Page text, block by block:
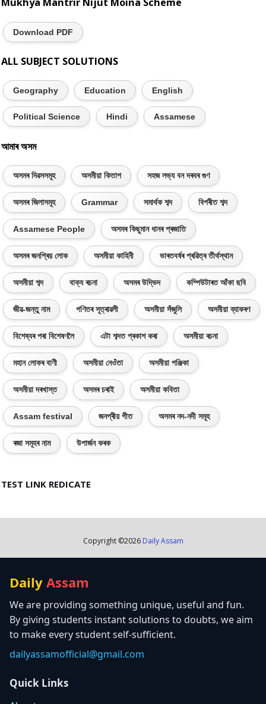
Download PDF
ALL SUBJECT SOLUTIONS
Geography Education English
Political Science Hindi Assamese
আমাৰ অসম
অসমৰ দিৱসসমূহ অসমীয়া কিতাপ সহজ লভ্য বন দৰবৰ গুণ
অসমৰ জিলাসমূহ Grammar সমাৰ্থক শব্দ বিপৰীত শব্দ
Assamese People অসমৰ কিছুমান ধানৰ প্ৰজাতি
অসমৰ জনপ্ৰিয় লোক অসমীয়া কাহিনী ভাৰতবৰ্ষৰ প্ৰৱিত্ৰ তীৰ্থস্থান
অসমীয়া শব্দ বাক্য ৰচনা অসমৰ উদ্ভিদ কম্পিউটাৰত আঁকা ছবি
জীৱ-জন্তু নাম গণিতৰ সূত্ৰাৱলী অসমীয়া সঁজুলি অসমীয়া ব্যাকৰণ
বিশেষ্যৰ পৰা বিশেষণলৈ এটা শব্দত প্ৰকাশ কৰা অসমীয়া ৰচনা
মহান লোকৰ বাণী অসমীয়া নেওঁতা অসমীয়া পঞ্জিকা
অসমীয়া দৰখাস্ত অসমৰ চৰাই অসমীয়া কবিতা
Assam festival জনপ্ৰীয় গীত অসমৰ নদ-নদী সমূহ
ৰজা সমূহৰ নাম উপাৰ্জন কৰক
TEST LINK REDICATE
Copyright ©2026 Daily Assam
Daily Assam
We are providing something unique, useful and fun.
By giving students instant solutions to doubts, we aim
to make every student self-sufficient.
dailyassamofficial@gmail.com
Quick Links